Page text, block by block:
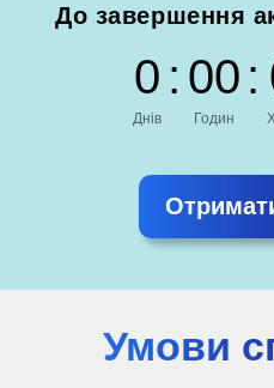
До завершення
0
Днів
: 00
Годин
:
Умови